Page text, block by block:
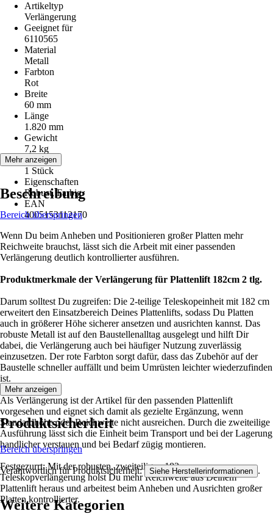
Artikeltyp
Verlängerung
Geeignet für
6110565
Material
Metall
Farbton
Rot
Breite
60 mm
Länge
1.820 mm
Gewicht
7,2 kg
Inhalt
1 Stück
Eigenschaften
Robust, Farbig
EAN
4005153112170
Mehr anzeigen
Beschreibung
Bereich überspringen
Wenn Du beim Anheben und Positionieren großer Platten mehr
Reichweite brauchst, lässt sich die Arbeit mit einer passenden
Verlängerung deutlich kontrollierter ausführen.
Produktmerkmale der Verlängerung für Plattenlift 182cm 2 tlg.
Darum solltest Du zugreifen: Die 2-teilige Teleskopeinheit mit 182 cm
erweitert den Einsatzbereich Deines Plattenlifts, sodass Du Platten
auch in größerer Höhe sicherer ansetzen und ausrichten kannst. Das
robuste Metall ist auf den Baustellenalltag ausgelegt und hilft Dir
dabei, die Verlängerung auch bei häufiger Nutzung zuverlässig
einzusetzen. Der rote Farbton sorgt dafür, dass das Zubehör auf der
Baustelle schneller auffällt und beim Umrüsten leichter wiederzufinden
ist.
Als Verlängerung ist der Artikel für den passenden Plattenlift
vorgesehen und eignet sich damit als gezielte Ergänzung, wenn
Standardhöhe oder Reichweite nicht ausreichen. Durch die zweiteilige
Ausführung lässt sich die Einheit beim Transport und bei der Lagerung
handlicher verstauen und bei Bedarf zügig montieren.
Festgezurrt: Mit der robusten, zweiteiligen 182-cm-
Teleskopverlängerung holst Du mehr Reichweite aus Deinem
Plattenlift heraus und arbeitest beim Anheben und Ausrichten großer
Platten kontrollierter.
Mehr anzeigen
Produktsicherheit
Bereich überspringen
Verantwortlich für Produktsicherheit: Siehe Herstellerinformationen .
Weitere Kategorien